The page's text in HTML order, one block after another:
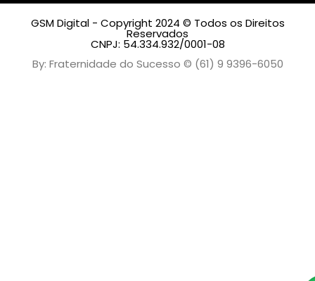
GSM Digital - Copyright 2024 © Todos os Direitos
Reservados
CNPJ: 54.334.932/0001-08
By: Fraternidade do Sucesso © (61) 9 9396-6050